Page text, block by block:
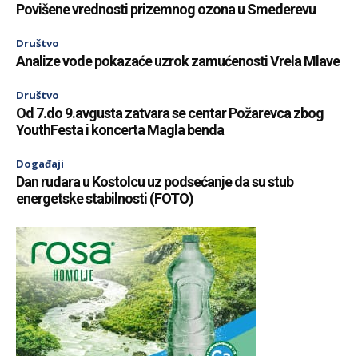
Povišene vrednosti prizemnog ozona u Smederevu
Društvo
Analize vode pokazaće uzrok zamućenosti Vrela Mlave
Društvo
Od 7.do 9.avgusta zatvara se centar Požarevca zbog
YouthFesta i koncerta Magla benda
Događaji
Dan rudara u Kostolcu uz podsećanje da su stub
energetske stabilnosti (FOTO)